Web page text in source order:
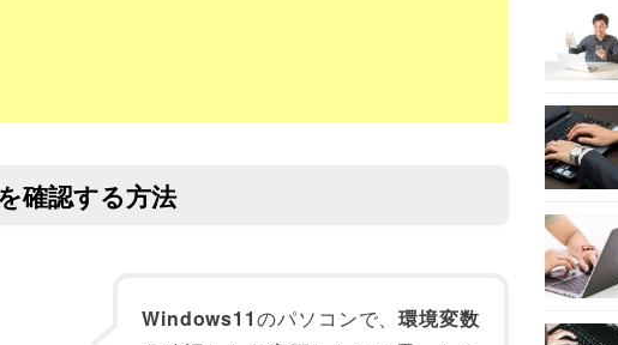
確認する方法
Windows11のパソコンで、環境変数